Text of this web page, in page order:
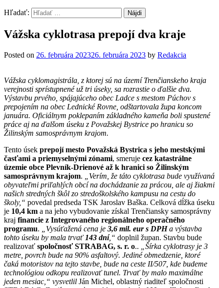
Hľadať:
Vážska cyklotrasa prepojí dva kraje
Posted on 26. februára 202326. februára 2023 by Redakcia
Vážska cyklomagistrála, z ktorej sú na území Trenčianskeho kraja
verejnosti sprístupnené už tri úseky, sa rozrastie o ďalšie dva.
Výstavbu prvého, spájajúceho obec Ladce s mestom Púchov s
prepojením na obec Lednické Rovne, odštartovala župa koncom
januára. Oficiálnym poklepaním základného kameňa boli spustené
práce aj na ďalšom úseku z Považskej Bystrice po hranicu so
Žilinským samosprávnym krajom.
Tento úsek prepojí mesto Považská Bystrica s jeho mestskými
časťami a priemyselnými zónami, smeruje cez katastrálne
územie obce Plevník-Drienové až k hranici so Žilinským
samosprávnym krajom.
„Verím, že táto cyklotrasa bude využívaná
obyvateľmi priľahlých obcí na dochádzanie za prácou, ale aj žiakmi
našich stredných škôl zo stredoškolského kampusu na cestu do
školy,“ povedal predseda TSK Jaroslav Baška. Celková dĺžka úseku
je 10,4 km a na jeho vybudovanie získal Trenčiansky samosprávny
kraj financie z Integrovaného regionálneho operačného
programu. „Vysúťažená cena je 3,6 mil. eur s DPHa výstavba
tohto úseku by mala trvať143 dní,“ doplnil župan. Stavbu bude
realizovať spoločnosť STRABAG, s. r. o..
„Šírka cyklotrasy je 3
metre, povrch bude na 90% asfaltový. Jediné obmedzenie, ktoré
čaká motoristov na tejto stavbe, bude na ceste II/507, kde budeme
technológiou odkopu realizovať tunel. Trvať by malo maximálne
jeden mesiac,“ vysvetlil Ján Michel, oblastný riaditeľ spoločnosti